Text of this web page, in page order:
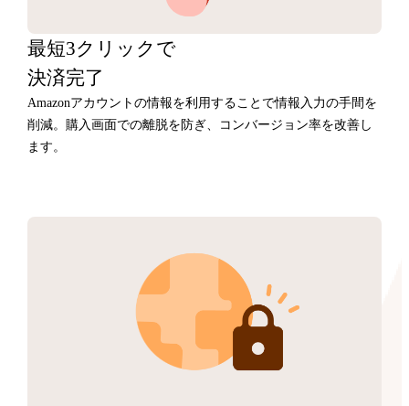
最短3クリックで
決済完了
Amazonアカウントの情報を利用することで情報入力の手間を
削減。購入画面での離脱を防ぎ、コンバージョン率を改善し
ます。